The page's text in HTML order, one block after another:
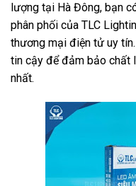
lượng tại Hà Đông, bạn
phân phối của TLC
thương mại điện tử uy
tin cậy để đảm bảo chất
nhất.